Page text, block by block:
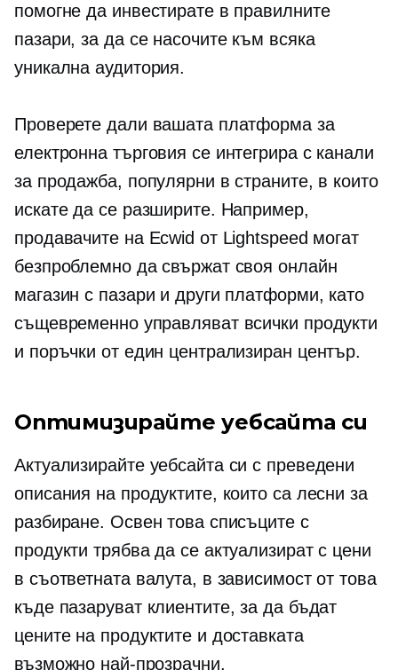
помогне да инвестирате в правилните
пазари, за да се насочите към всяка
уникална аудитория.
Проверете дали вашата платформа за
електронна търговия се интегрира с канали
за продажба, популярни в страните, в които
искате да се разширите. Например,
продавачите на Ecwid от Lightspeed могат
безпроблемно да свържат своя онлайн
магазин с пазари и други платформи, като
същевременно управляват всички продукти
и поръчки от един централизиран център.
Оптимизирайте уебсайта си
Актуализирайте уебсайта си с преведени
описания на продуктите, които са лесни за
разбиране. Освен това списъците с
продукти трябва да се актуализират с цени
в съответната валута, в зависимост от това
къде пазаруват клиентите, за да бъдат
цените на продуктите и доставката
възможно най-прозрачни.